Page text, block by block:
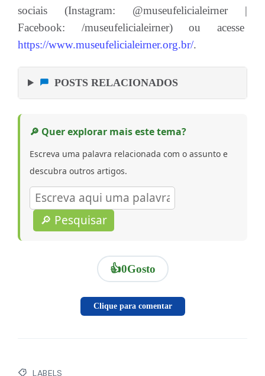
sociais (Instagram: @museufelicialeirner |
Facebook: /museufelicialeirner) ou acesse
https://www.museufelicialeirner.org.br/.
POSTS RELACIONADOS
🔎 Quer explorar mais este tema?
Escreva uma palavra relacionada com o assunto e
descubra outros artigos.
🔎 Pesquisar
👍0Gosto
Clique para comentar
LABELS